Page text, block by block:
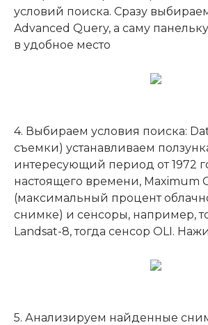
условий поиска. Сразу
Advanced Query, а саму
в удобное место
4. Выбираем условия поиска:
съемки) устанавливаем
интересующий период от 1972
настоящего времени, Maximum
(максимальный процент
снимке) и сенсоры, например,
Landsat-8, тогда сенсор OLI.
5. Анализируем найденные